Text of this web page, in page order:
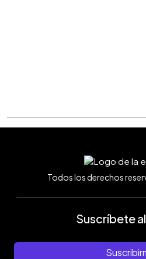
Todos los derechos
Suscríbete